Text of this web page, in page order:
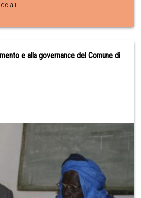
e alla governance del Comune di